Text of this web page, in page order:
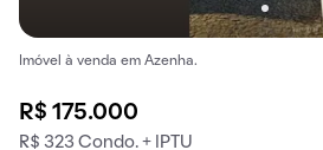
Imóvel à venda em Azenha.
R$ 175.000
R$ 323 Condo. + IPTU